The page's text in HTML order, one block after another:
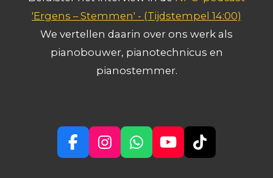
'Ergens – Stemmen' - (Tijdstempel 14:00)
We vertellen daarin over ons werk als
pianobouwer, pianotechnicus en
pianostemmer.
F
a
I
n
W
h
Y
o
T
i